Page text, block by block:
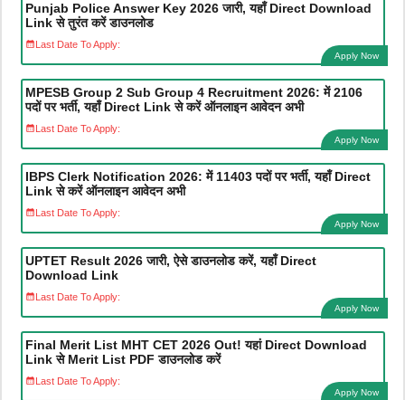
Punjab Police Answer Key 2026 जारी, यहाँ Direct Download
Link से तुरंत करें डाउनलोड
Last Date To Apply:
Apply Now
MPESB Group 2 Sub Group 4 Recruitment 2026: में 2106
पदों पर भर्ती, यहाँ Direct Link से करें ऑनलाइन आवेदन अभी
Last Date To Apply:
Apply Now
IBPS Clerk Notification 2026: में 11403 पदों पर भर्ती, यहाँ Direct
Link से करें ऑनलाइन आवेदन अभी
Last Date To Apply:
Apply Now
UPTET Result 2026 जारी, ऐसे डाउनलोड करें, यहाँ Direct
Download Link
Last Date To Apply:
Apply Now
Final Merit List MHT CET 2026 Out! यहां Direct Download
Link से Merit List PDF डाउनलोड करें
Last Date To Apply:
Apply Now